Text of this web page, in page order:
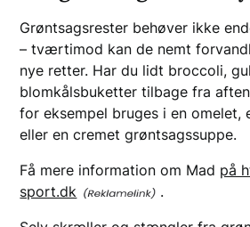
Grøntsagsrester behøver ikke
– tværtimod kan de nemt
nye retter. Har du lidt broccoli,
blomkålsbuketter tilbage fra
for eksempel bruges i en omelet,
eller en cremet grøntsagssuppe.
Få mere information om Mad på
sport.dk
.